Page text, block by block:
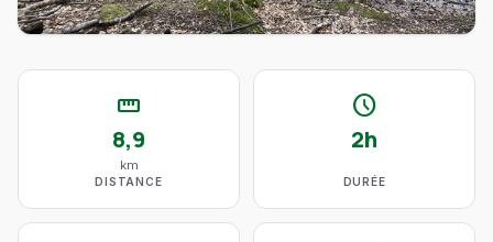
straighten
8,9
km
DISTANCE
schedule
2h
DURÉE